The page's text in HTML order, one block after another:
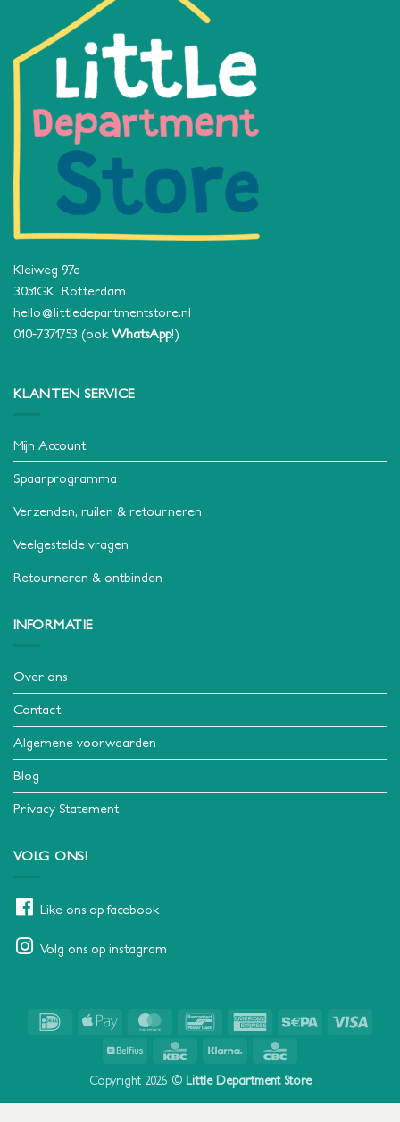
Kleiweg 97a
3051GK Rotterdam
hello@littledepartmentstore.nl
010-7371753 (ook WhatsApp!)
KLANTEN SERVICE
Mijn Account
Spaarprogramma
Verzenden, ruilen & retourneren
Veelgestelde vragen
Retourneren & ontbinden
INFORMATIE
Over ons
Contact
Algemene voorwaarden
Blog
Privacy Statement
VOLG ONS!
Like ons op facebook
Volg ons op instagram
IDeal
Apple
MasterCardBancontact American
Express
Sepa
Belfius KBC Klarna
Copyright 2026 © Little Department Store